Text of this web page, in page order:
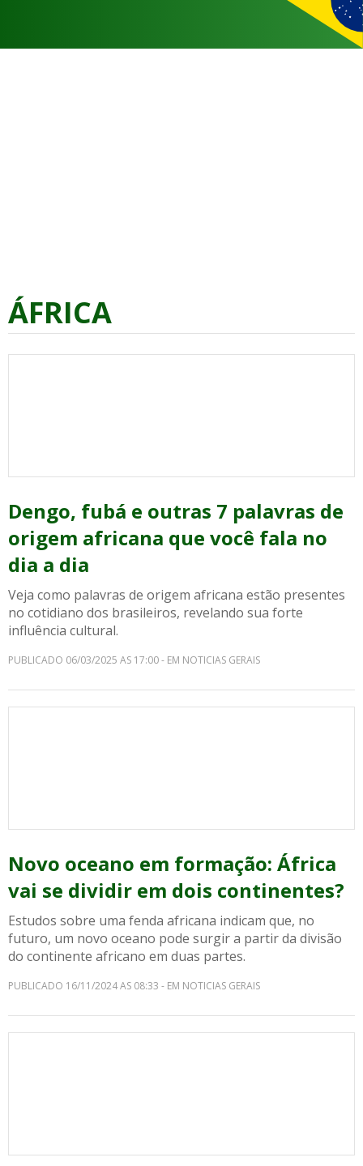
ÁFRICA
Dengo, fubá e outras 7 palavras de
origem africana que você fala no
dia a dia
Veja como palavras de origem africana estão presentes
no cotidiano dos brasileiros, revelando sua forte
influência cultural.
PUBLICADO 06/03/2025 AS 17:00 - EM NOTICIAS GERAIS
Novo oceano em formação: África
vai se dividir em dois continentes?
Estudos sobre uma fenda africana indicam que, no
futuro, um novo oceano pode surgir a partir da divisão
do continente africano em duas partes.
PUBLICADO 16/11/2024 AS 08:33 - EM NOTICIAS GERAIS